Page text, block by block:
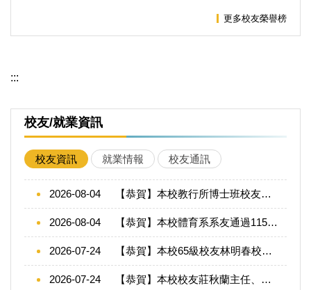
更多校友榮譽榜
:::
校友/就業資訊
校友資訊 就業情報 校友通訊
2026-08-04 【恭賀】本校教行所博士班校友趙錫清校長榮獲2026年第14屆星雲教育獎
2026-08-04 【恭賀】本校體育系系友通過115年度教師甄試
2026-07-24 【恭賀】本校65級校友林明春校長榮獲教育部115年教育奉獻獎殊榮！
2026-07-24 【恭賀】本校校友莊秋蘭主任、周昆佑主任、林心怡專任輔導員、江慧專老師榮獲教育部115年師鐸獎殊榮